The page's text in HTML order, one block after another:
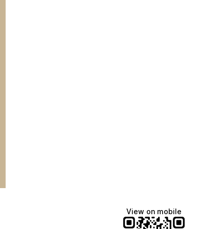
View on mobile